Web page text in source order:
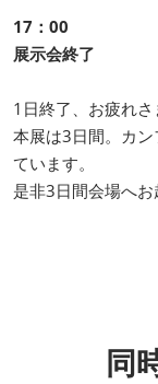
17：00
展示会終了
1日終了、お疲れさ
本展は3日間。カ
ています。
是非3日間会場へお
同